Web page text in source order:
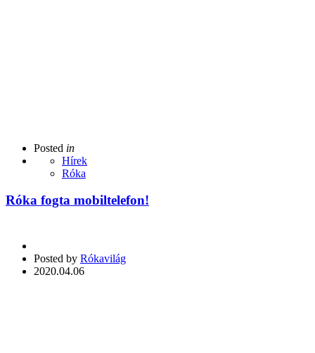
Posted in
Hírek
Róka
Róka fogta mobiltelefon!
Posted by Rókavilág
2020.04.06